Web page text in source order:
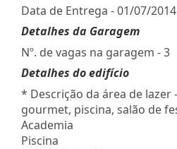
Data de Entrega - 01/07/2014
Detalhes da Garagem
Nº. de vagas na garagem - 3
Detalhes do edifício
* Descrição da área de lazer
gourmet, piscina, salão de
Academia
Piscina